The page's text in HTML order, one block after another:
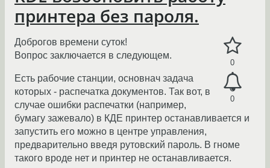
принтера без пароля.
0
0
Доброгов времени суток!
Вопрос заключается в следующем.
Есть рабочие станции, основнач задача
которых - распечатка документов. Так вот, в
случае ошибки распечатки (например,
бумагу зажевало) в КДЕ принтер останавливается и
запустить его можно в центре управления,
предварительно введя рутовский пароль. В гноме
такого вроде нет и принтер не останавливается.